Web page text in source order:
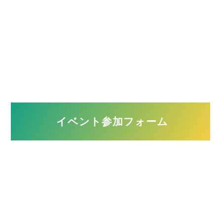
イベント参加フォーム
今って本当に買い時？
マンションと一戸建ての違いは何？